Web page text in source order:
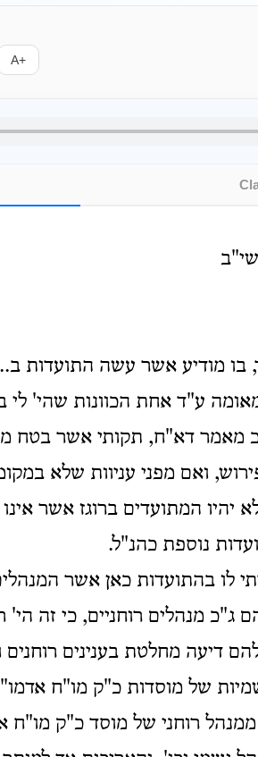
A+
בו מודיע אשר עשה התועדות
ע"ד אחת הכוונות שהי'
מאמר דא"ח, תקותי אשר בטח
ואם מפני עניוות שלא
יהיו המתועדים ברוגז אשר
נוספת כהנ"ל.
לו בהתועדות כאן אשר
ג"כ מנהלים רוחניים, כי זה הי'
דיעה מחלטת בענינים רוחנים
של מוסדות כ"ק מו"ח אדמו"ר
רוחני של מוסד כ"ק מו"ח